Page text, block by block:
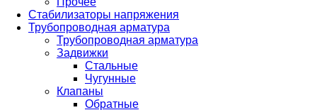
Стабилизаторы напряжения
Трубопроводная арматура
Трубопроводная арматура
Задвижки
Стальные
Чугунные
Клапаны
Обратные